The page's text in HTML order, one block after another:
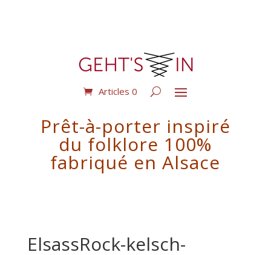
Articles 0
Prêt-à-porter inspiré
du folklore 100%
fabriqué en Alsace
ElsassRock-kelsch-